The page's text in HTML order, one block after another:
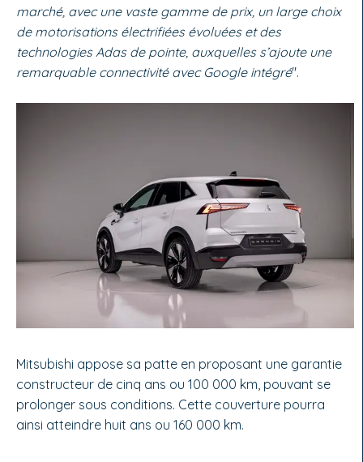
marché, avec une vaste gamme de prix, un large choix
de motorisations électrifiées évoluées et des
technologies Adas de pointe, auxquelles s’ajoute une
remarquable connectivité avec Google intégré".
Mitsubishi appose sa patte en proposant une garantie
constructeur de cinq ans ou 100 000 km, pouvant se
prolonger sous conditions. Cette couverture pourra
ainsi atteindre huit ans ou 160 000 km.